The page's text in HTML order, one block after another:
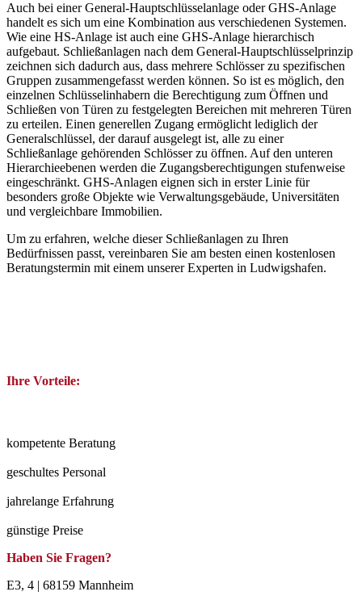
Auch bei einer General-Hauptschlüsselanlage oder GHS-Anlage
handelt es sich um eine Kombination aus verschiedenen Systemen.
Wie eine HS-Anlage ist auch eine GHS-Anlage hierarchisch
aufgebaut. Schließanlagen nach dem General-Hauptschlüsselprinzip
zeichnen sich dadurch aus, dass mehrere Schlösser zu spezifischen
Gruppen zusammengefasst werden können. So ist es möglich, den
einzelnen Schlüsselinhabern die Berechtigung zum Öffnen und
Schließen von Türen zu festgelegten Bereichen mit mehreren Türen
zu erteilen. Einen generellen Zugang ermöglicht lediglich der
Generalschlüssel, der darauf ausgelegt ist, alle zu einer
Schließanlage gehörenden Schlösser zu öffnen. Auf den unteren
Hierarchieebenen werden die Zugangsberechtigungen stufenweise
eingeschränkt. GHS-Anlagen eignen sich in erster Linie für
besonders große Objekte wie Verwaltungsgebäude, Universitäten
und vergleichbare Immobilien.
Um zu erfahren, welche dieser Schließanlagen zu Ihren
Bedürfnissen passt, vereinbaren Sie am besten einen kostenlosen
Beratungstermin mit einem unserer Experten in Ludwigshafen.
Ihre Vorteile:
kompetente Beratung
geschultes Personal
jahrelange Erfahrung
günstige Preise
Haben Sie Fragen?
E3, 4 | 68159 Mannheim